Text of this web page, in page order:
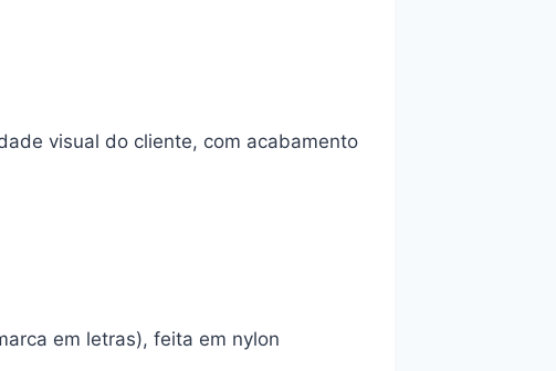
visual do cliente, com acabamento
em letras), feita em nylon